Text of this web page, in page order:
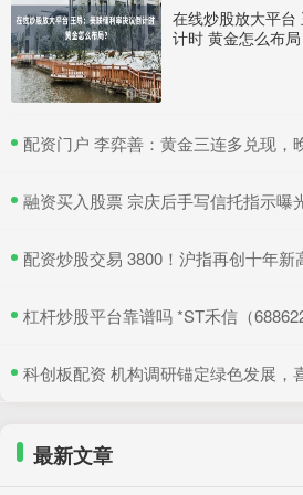
在线炒股放大平台
计时 黄金怎么布局
配资门户 李弈善：黄金三连多兑现，
融资买入股票 宗庆后手写信托指示曝光！香港高院判了
配资炒股交易 3800！沪指再创十年新高，专
杠杆炒股平台靠谱吗 *ST禾信（688622）披露2025年年度股东
科创板配资 机构调研锚定绿色发展，喜悦智
最新文章